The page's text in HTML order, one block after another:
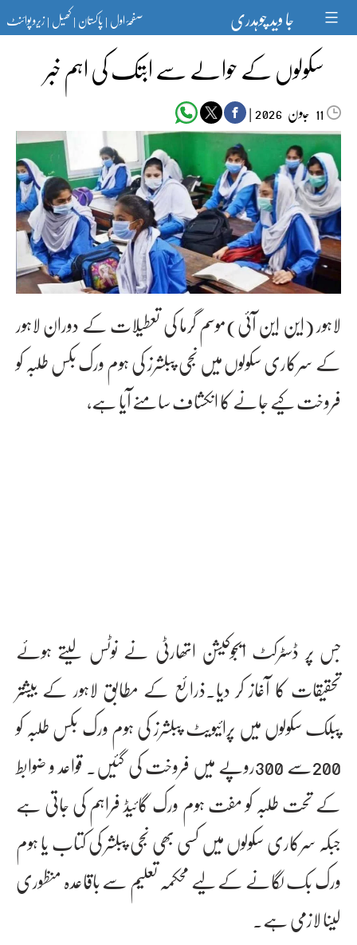
content جا وید چوہدری صفحۂ اول|پاکستان|کھیل|زیرو پوائنٹ
سکولوں کے حوالے سے ابتک کی اہم خبر
11 جون‬‮ |
لاہور (این این آئی)موسم گرما کی تعطیلات کے دوران لاہور
کے سرکاری سکولوں میں نجی پبلشرز کی ہوم ورک بکس طلبہ کو
فروخت کیے جانے کا انکشاف سامنے آیا ہے،
جس پر ڈسٹرکٹ ایجوکیشن اتھارٹی نے نوٹس لیتے ہوئے
تحقیقات کا آغاز کر دیا۔ذرائع کے مطابق لاہور کے بیشتر
پبلک سکولوں میں پرائیویٹ پبلشرز کی ہوم ورک بکس طلبہ کو
200سے 300روپے میں فروخت کی گئیں۔ قواعد و ضوابط
کے تحت طلبہ کو مفت ہوم ورک گائیڈ فراہم کی جاتی ہے
جبکہ سرکاری سکولوں میں کسی بھی نجی پبلشر کی کتاب یا ہوم
ورک بک لگانے کے لیے محکمہ تعلیم سے باقاعدہ منظوری
لینا لازمی ہے۔